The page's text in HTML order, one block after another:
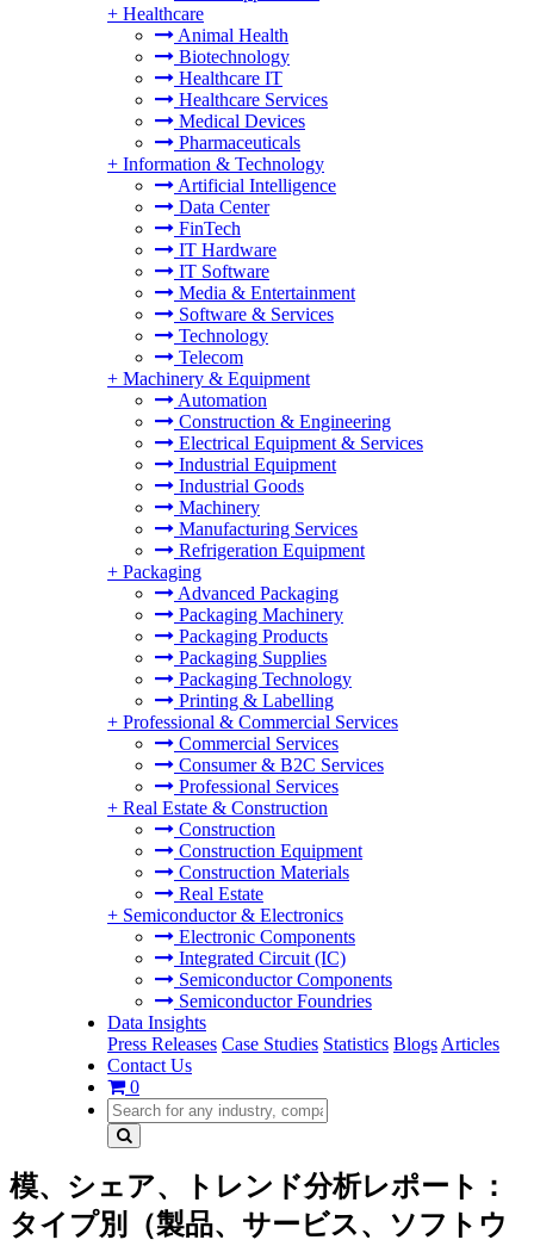
+ Healthcare
Animal Health
Biotechnology
Healthcare IT
Healthcare Services
Medical Devices
Pharmaceuticals
+ Information & Technology
Artificial Intelligence
Data Center
FinTech
IT Hardware
IT Software
Media & Entertainment
Software & Services
Technology
Telecom
+ Machinery & Equipment
Automation
Construction & Engineering
Electrical Equipment & Services
Industrial Equipment
Industrial Goods
Machinery
Manufacturing Services
Refrigeration Equipment
+ Packaging
Advanced Packaging
Packaging Machinery
Packaging Products
Packaging Supplies
Packaging Technology
Printing & Labelling
+ Professional & Commercial Services
Commercial Services
Consumer & B2C Services
Professional Services
+ Real Estate & Construction
Construction
Construction Equipment
Construction Materials
Real Estate
+ Semiconductor & Electronics
Electronic Components
Integrated Circuit (IC)
Semiconductor Components
Semiconductor Foundries
Data Insights
Press Releases Case Studies Statistics Blogs Articles
Contact Us
0
模、シェア、トレンド分析レポート：
タイプ別（製品、サービス、ソフトウ